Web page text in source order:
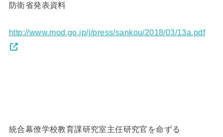
防衛省発表資料
http://www.mod.go.jp/j/press/sankou/2018/03/13a.pdf
統合幕僚学校教育課研究室主任研究官を命ずる